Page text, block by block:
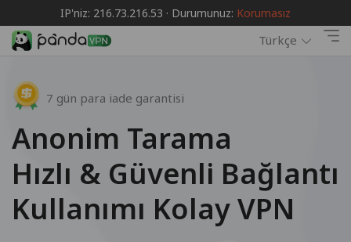
IP'niz: 216.73.216.53 · Durumunuz: Korumasız
Türkçe
7 gün para iade garantisi
Anonim Tarama
Hızlı & Güvenli Bağlantı
Kullanımı Kolay VPN